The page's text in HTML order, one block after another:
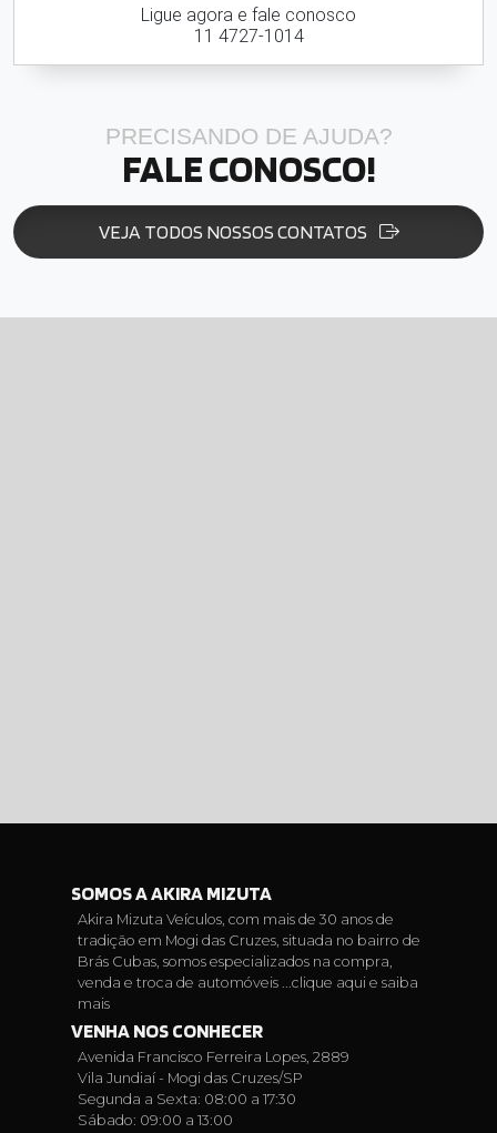
Ligue agora e fale conosco
11 4727-1014
PRECISANDO DE AJUDA?
FALE CONOSCO!
VEJA TODOS NOSSOS CONTATOS
SOMOS A AKIRA MIZUTA
Akira Mizuta Veículos, com mais de 30 anos de
tradição em Mogi das Cruzes, situada no bairro de
Brás Cubas, somos especializados na compra,
venda e troca de automóveis ... clique aqui e saiba
mais
VENHA NOS CONHECER
Avenida Francisco Ferreira Lopes, 2889
Vila Jundiaí - Mogi das Cruzes/SP
Segunda a Sexta: 08:00 a 17:30
Sábado: 09:00 a 13:00